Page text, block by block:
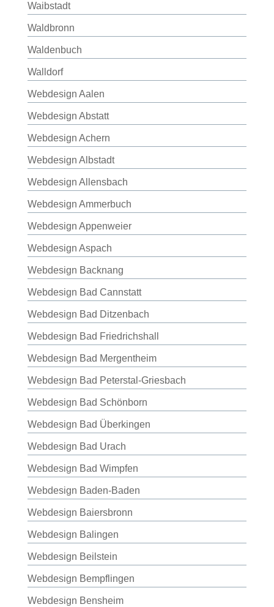
Waibstadt
Waldbronn
Waldenbuch
Walldorf
Webdesign Aalen
Webdesign Abstatt
Webdesign Achern
Webdesign Albstadt
Webdesign Allensbach
Webdesign Ammerbuch
Webdesign Appenweier
Webdesign Aspach
Webdesign Backnang
Webdesign Bad Cannstatt
Webdesign Bad Ditzenbach
Webdesign Bad Friedrichshall
Webdesign Bad Mergentheim
Webdesign Bad Peterstal-Griesbach
Webdesign Bad Schönborn
Webdesign Bad Überkingen
Webdesign Bad Urach
Webdesign Bad Wimpfen
Webdesign Baden-Baden
Webdesign Baiersbronn
Webdesign Balingen
Webdesign Beilstein
Webdesign Bempflingen
Webdesign Bensheim